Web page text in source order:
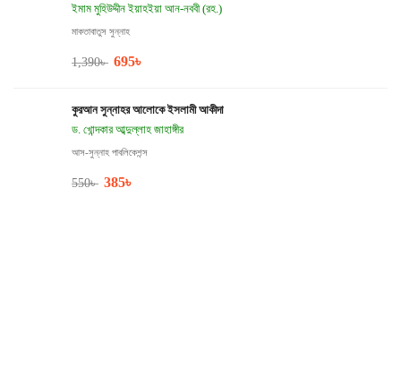
ইমাম মুহিউদ্দীন ইয়াহইয়া আন-নববী (রহ.)
মাকতাবাতুস সুন্নাহ
1,390৳ 695৳
কুরআন সুন্নাহর আলোকে ইসলামী আকীদা
ড. খোন্দকার আব্দুল্লাহ জাহাঙ্গীর
আস-সুন্নাহ পাবলিকেশন্স
550৳ 385৳